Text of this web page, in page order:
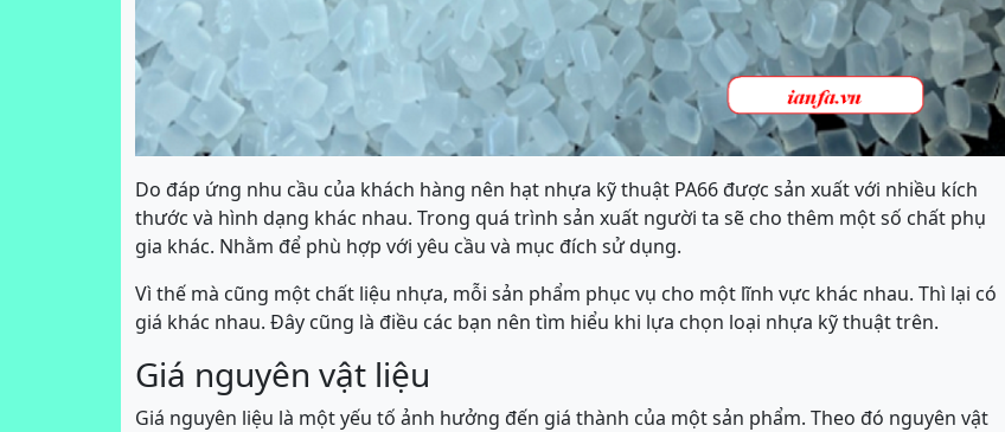
Do đáp ứng nhu cầu của khách hàng nên hạt nhựa kỹ thuật PA66 được sản xuất với nhiều kích
thước và hình dạng khác nhau. Trong quá trình sản xuất người ta sẽ cho thêm một số chất phụ
gia khác. Nhằm để phù hợp với yêu cầu và mục đích sử dụng.
Vì thế mà cũng một chất liệu nhựa, mỗi sản phẩm phục vụ cho một lĩnh vực khác nhau. Thì lại có
giá khác nhau. Đây cũng là điều các bạn nên tìm hiểu khi lựa chọn loại nhựa kỹ thuật trên.
Giá nguyên vật liệu
Giá nguyên liệu là một yếu tố ảnh hưởng đến giá thành của một sản phẩm. Theo đó nguyên vật